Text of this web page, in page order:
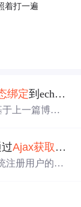
着打一遍
绑定到echars)
Ajax获取数据
注册用户的地